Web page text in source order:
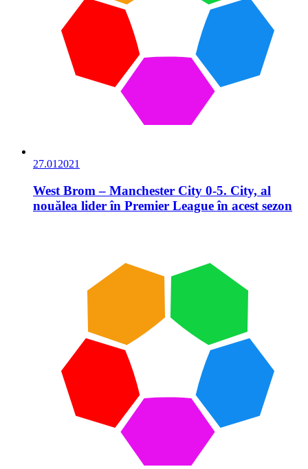
27.012021
West Brom – Manchester City 0-5. City, al
nouălea lider în Premier League în acest sezon